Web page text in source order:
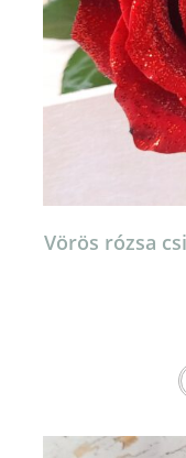
Vörös rózsa